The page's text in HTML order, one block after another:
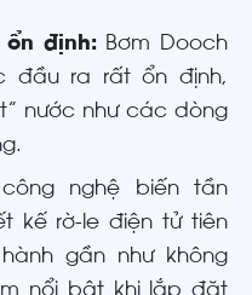
ổn định:Bơm Dooch
đầu ra rất ổn định,
nước như các dòng
nghệ biến tần
kế rờ-le điện tử tiên
gần như không